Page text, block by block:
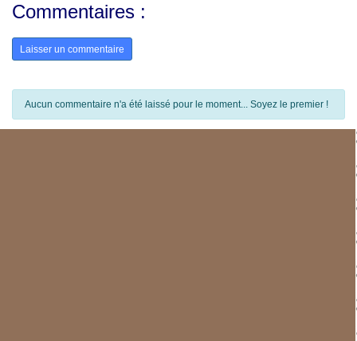
Commentaires :
Laisser un commentaire
Aucun commentaire n'a été laissé pour le moment... Soyez le premier !